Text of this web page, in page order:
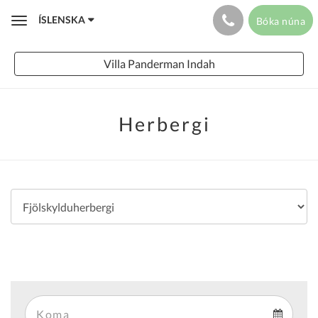
ToggleÍSLENSKA Bóka núna
Villa Panderman Indah
Herbergi